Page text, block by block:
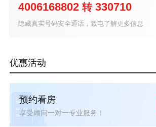
4006168802 转 330710
隐藏真实号码安全通话，致电了解更多信息
优惠活动
预约看房
享受顾问一对一专业服务！